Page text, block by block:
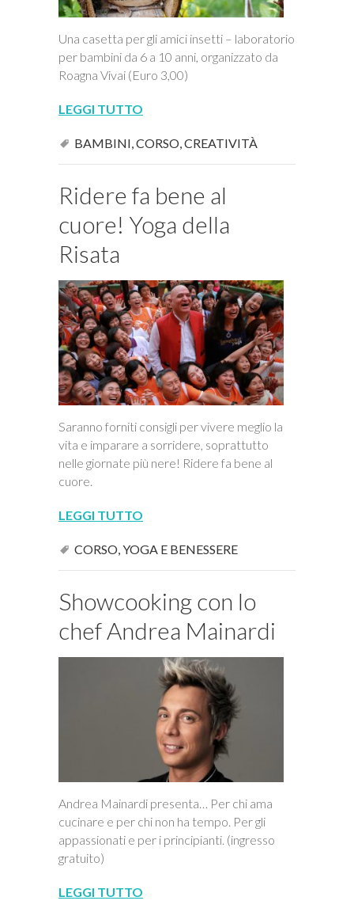
Una casetta per gli amici insetti – laboratorio
per bambini da 6 a 10 anni, organizzato da
Roagna Vivai (Euro 3,00)
LEGGI TUTTO
BAMBINI,CORSO,CREATIVITÀ
Ridere fa bene al
cuore! Yoga della
Risata
Saranno forniti consigli per vivere meglio la
vita e imparare a sorridere, soprattutto
nelle giornate più nere! Ridere fa bene al
cuore.
LEGGI TUTTO
CORSO,YOGA E BENESSERE
Showcooking con lo
chef Andrea Mainardi
Andrea Mainardi presenta… Per chi ama
cucinare e per chi non ha tempo. Per gli
appassionati e per i principianti. (ingresso
gratuito)
LEGGI TUTTO